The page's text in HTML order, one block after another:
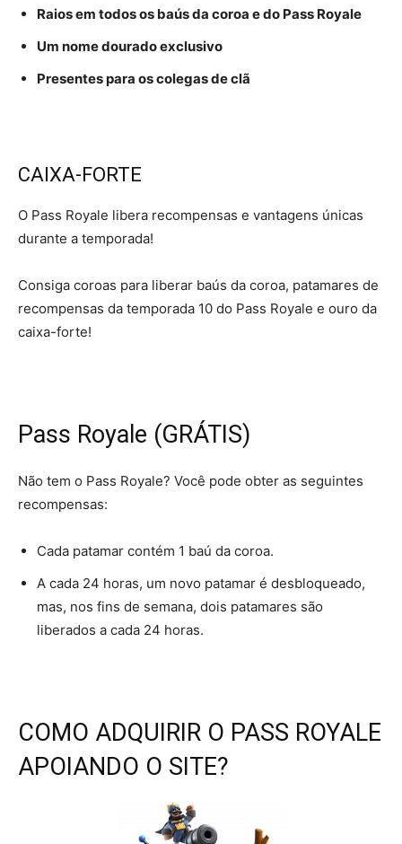
Raios em todos os baús da coroa e do Pass Royale
Um nome dourado exclusivo
Presentes para os colegas de clã
CAIXA-FORTE
O Pass Royale libera recompensas e vantagens únicas
durante a temporada!
Consiga coroas para liberar baús da coroa, patamares de
recompensas da temporada 10 do Pass Royale e ouro da
caixa-forte!
Pass Royale (GRÁTIS)
Não tem o Pass Royale? Você pode obter as seguintes
recompensas:
Cada patamar contém 1 baú da coroa.
A cada 24 horas, um novo patamar é desbloqueado,
mas, nos fins de semana, dois patamares são
liberados a cada 24 horas.
COMO ADQUIRIR O PASS ROYALE
APOIANDO O SITE?